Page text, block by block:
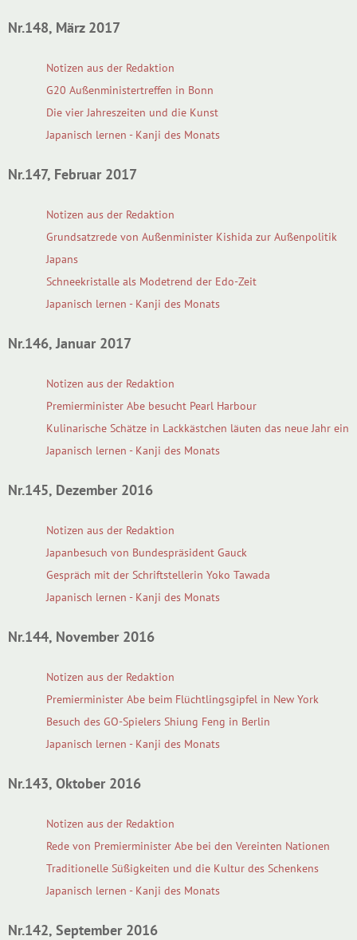
Nr.148, März 2017
Notizen aus der Redaktion
G20 Außenministertreffen in Bonn
Die vier Jahreszeiten und die Kunst
Japanisch lernen - Kanji des Monats
Nr.147, Februar 2017
Notizen aus der Redaktion
Grundsatzrede von Außenminister Kishida zur Außenpolitik
Japans
Schneekristalle als Modetrend der Edo-Zeit
Japanisch lernen - Kanji des Monats
Nr.146, Januar 2017
Notizen aus der Redaktion
Premierminister Abe besucht Pearl Harbour
Kulinarische Schätze in Lackkästchen läuten das neue Jahr ein
Japanisch lernen - Kanji des Monats
Nr.145, Dezember 2016
Notizen aus der Redaktion
Japanbesuch von Bundespräsident Gauck
Gespräch mit der Schriftstellerin Yoko Tawada
Japanisch lernen - Kanji des Monats
Nr.144, November 2016
Notizen aus der Redaktion
Premierminister Abe beim Flüchtlingsgipfel in New York
Besuch des GO-Spielers Shiung Feng in Berlin
Japanisch lernen - Kanji des Monats
Nr.143, Oktober 2016
Notizen aus der Redaktion
Rede von Premierminister Abe bei den Vereinten Nationen
Traditionelle Süßigkeiten und die Kultur des Schenkens
Japanisch lernen - Kanji des Monats
Nr.142, September 2016